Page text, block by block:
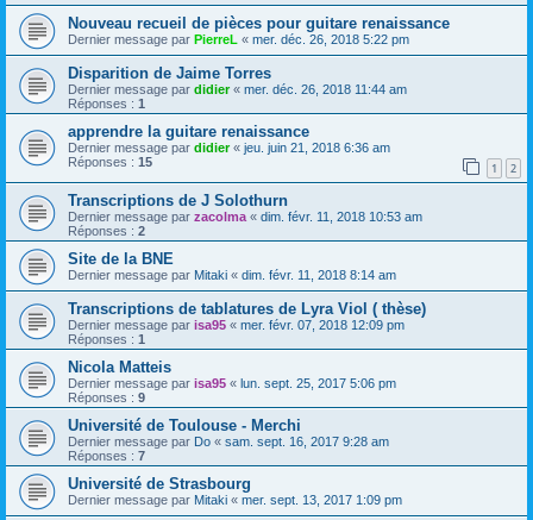
Nouveau recueil de pièces pour guitare renaissance
Dernier message par PierreL « mer. déc. 26, 2018 5:22 pm
Disparition de Jaime Torres
Dernier message par didier« mer. déc. 26, 2018 11:44 am
Réponses : 1
apprendre la guitare renaissance
Dernier message par didier« jeu. juin 21, 2018 6:36 am
Réponses : 15 1 2
Transcriptions de J Solothurn
Dernier message par zacolma « dim. févr. 11, 2018 10:53 am
Réponses : 2
Site de la BNE
Dernier message par Mitaki « dim. févr. 11, 2018 8:14 am
Transcriptions de tablatures de Lyra Viol ( thèse)
Dernier message par isa95 « mer. févr. 07, 2018 12:09 pm
Réponses : 1
Nicola Matteis
Dernier message par isa95 « lun. sept. 25, 2017 5:06 pm
Réponses : 9
Université de Toulouse - Merchi
Dernier message par Do « sam. sept. 16, 2017 9:28 am
Réponses : 7
Université de Strasbourg
Dernier message par Mitaki « mer. sept. 13, 2017 1:09 pm